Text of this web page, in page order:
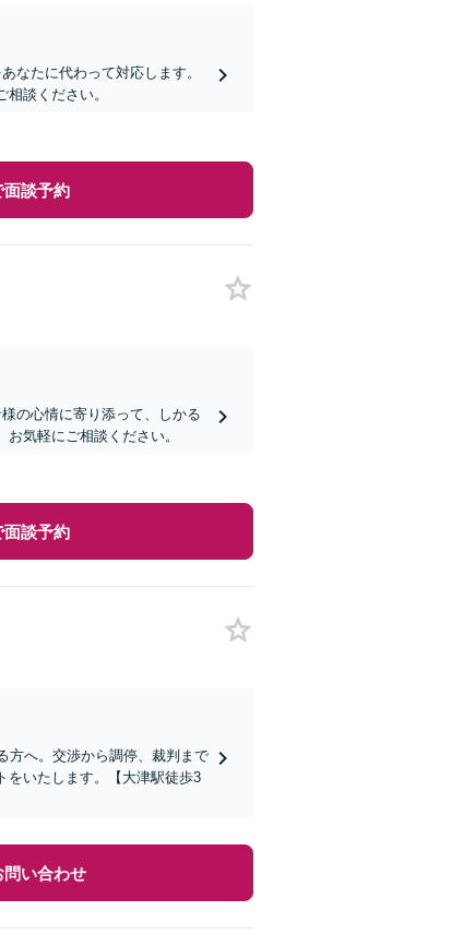
なたに代わって対応します。
談ください。
面談予約
の心情に寄り添って、しかる
気軽にご相談ください。
面談予約
方へ。交渉から調停、裁判まで
いたします。【大津駅徒歩3
問い合わせ